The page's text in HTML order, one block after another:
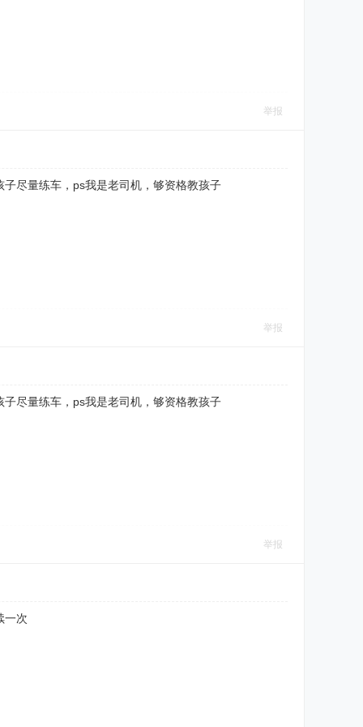
举报
尽量练车，ps我是老司机，够资格教孩子
举报
尽量练车，ps我是老司机，够资格教孩子
举报
一次